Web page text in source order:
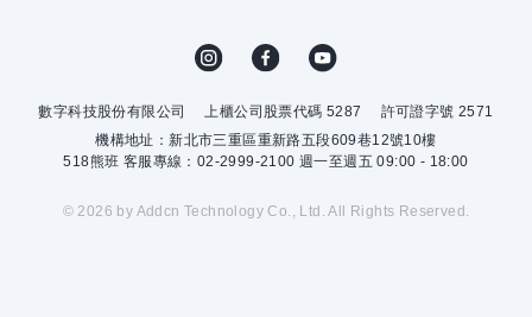
數字科技股份有限公司 上櫃公司股票代碼 5287
許可證字號 2571
機構地址：新北市三重區重新路五段609巷12號10樓
518熊班 客服專線：02-2999-2100 週一至週五 09:00 - 18:00
© 2026 by Addcn Technology Co., Ltd. All Rights Reserved.